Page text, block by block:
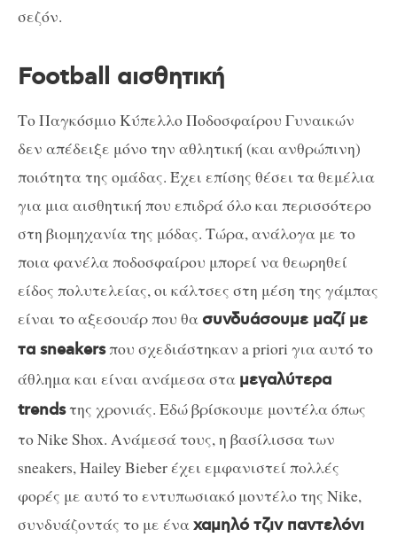
σεζόν.
Football αισθητική
Το Παγκόσμιο Κύπελλο Ποδοσφαίρου Γυναικών
δεν απέδειξε μόνο την αθλητική (και ανθρώπινη)
ποιότητα της ομάδας. Έχει επίσης θέσει τα θεμέλια
για μια αισθητική που επιδρά όλο και περισσότερο
στη βιομηχανία της μόδας. Τώρα, ανάλογα με το
ποια φανέλα ποδοσφαίρου μπορεί να θεωρηθεί
είδος πολυτελείας, οι κάλτσες στη μέση της γάμπας
είναι το αξεσουάρ που θα συνδυάσουμε μαζί με
τα sneakersπου σχεδιάστηκαν a priori για αυτό το
άθλημα και είναι ανάμεσα στα μεγαλύτερα
trendsτης χρονιάς. Εδώ βρίσκουμε μοντέλα όπως
το Nike Shox. Ανάμεσά τους, η βασίλισσα των
sneakers, Hailey Bieber έχει εμφανιστεί πολλές
φορές με αυτό το εντυπωσιακό μοντέλο της Nike,
συνδυάζοντάς το με έναχαμηλό τζιν παντελόνι